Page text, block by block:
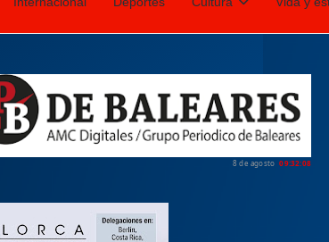
8 de agosto 09:32:10